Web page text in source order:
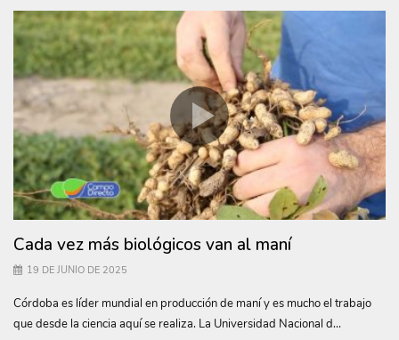
Cada vez más biológicos van al maní
19 DE JUNIO DE 2025
Córdoba es líder mundial en producción de maní y es mucho el trabajo
que desde la ciencia aquí se realiza. La Universidad Nacional d...